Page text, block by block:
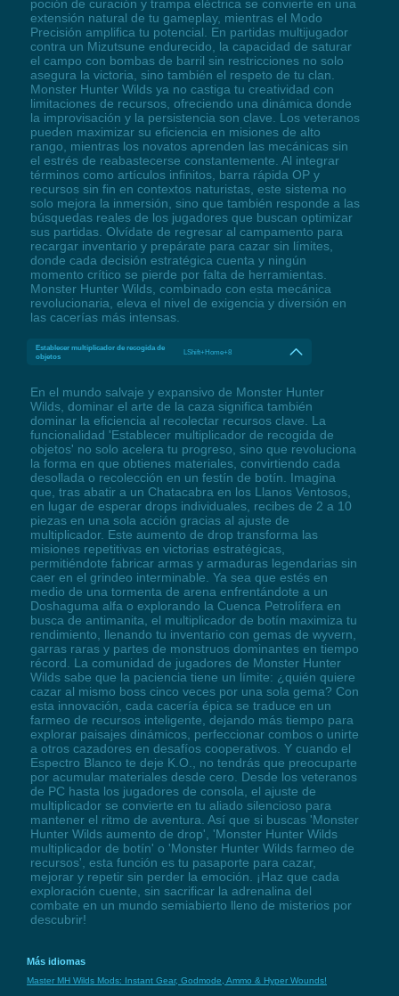
poción de curación y trampa eléctrica se convierte en una
extensión natural de tu gameplay, mientras el Modo
Precisión amplifica tu potencial. En partidas multijugador
contra un Mizutsune endurecido, la capacidad de saturar
el campo con bombas de barril sin restricciones no solo
asegura la victoria, sino también el respeto de tu clan.
Monster Hunter Wilds ya no castiga tu creatividad con
limitaciones de recursos, ofreciendo una dinámica donde
la improvisación y la persistencia son clave. Los veteranos
pueden maximizar su eficiencia en misiones de alto
rango, mientras los novatos aprenden las mecánicas sin
el estrés de reabastecerse constantemente. Al integrar
términos como artículos infinitos, barra rápida OP y
recursos sin fin en contextos naturistas, este sistema no
solo mejora la inmersión, sino que también responde a las
búsquedas reales de los jugadores que buscan optimizar
sus partidas. Olvídate de regresar al campamento para
recargar inventario y prepárate para cazar sin límites,
donde cada decisión estratégica cuenta y ningún
momento crítico se pierde por falta de herramientas.
Monster Hunter Wilds, combinado con esta mecánica
revolucionaria, eleva el nivel de exigencia y diversión en
las cacerías más intensas.
Establecer multiplicador de recogida de
objetos
LShift+Home+8
En el mundo salvaje y expansivo de Monster Hunter
Wilds, dominar el arte de la caza significa también
dominar la eficiencia al recolectar recursos clave. La
funcionalidad 'Establecer multiplicador de recogida de
objetos' no solo acelera tu progreso, sino que revoluciona
la forma en que obtienes materiales, convirtiendo cada
desollada o recolección en un festín de botín. Imagina
que, tras abatir a un Chatacabra en los Llanos Ventosos,
en lugar de esperar drops individuales, recibes de 2 a 10
piezas en una sola acción gracias al ajuste de
multiplicador. Este aumento de drop transforma las
misiones repetitivas en victorias estratégicas,
permitiéndote fabricar armas y armaduras legendarias sin
caer en el grindeo interminable. Ya sea que estés en
medio de una tormenta de arena enfrentándote a un
Doshaguma alfa o explorando la Cuenca Petrolífera en
busca de antimanita, el multiplicador de botín maximiza tu
rendimiento, llenando tu inventario con gemas de wyvern,
garras raras y partes de monstruos dominantes en tiempo
récord. La comunidad de jugadores de Monster Hunter
Wilds sabe que la paciencia tiene un límite: ¿quién quiere
cazar al mismo boss cinco veces por una sola gema? Con
esta innovación, cada cacería épica se traduce en un
farmeo de recursos inteligente, dejando más tiempo para
explorar paisajes dinámicos, perfeccionar combos o unirte
a otros cazadores en desafíos cooperativos. Y cuando el
Espectro Blanco te deje K.O., no tendrás que preocuparte
por acumular materiales desde cero. Desde los veteranos
de PC hasta los jugadores de consola, el ajuste de
multiplicador se convierte en tu aliado silencioso para
mantener el ritmo de aventura. Así que si buscas 'Monster
Hunter Wilds aumento de drop', 'Monster Hunter Wilds
multiplicador de botín' o 'Monster Hunter Wilds farmeo de
recursos', esta función es tu pasaporte para cazar,
mejorar y repetir sin perder la emoción. ¡Haz que cada
exploración cuente, sin sacrificar la adrenalina del
combate en un mundo semiabierto lleno de misterios por
descubrir!
Más idiomas
Master MH Wilds Mods: Instant Gear, Godmode, Ammo & Hyper Wounds!